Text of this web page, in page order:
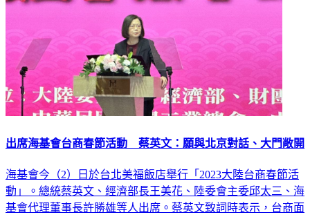
出席海基會台商春節活動 蔡英文：願與北京對話、大門敞開
海基會今（2）日於台北美福飯店舉行「2023大陸台商春節活
動」。總統蔡英文、經濟部長王美花、陸委會主委邱太三、海
基會代理董事長許勝雄等人出席。蔡英文致詞時表示，台商面